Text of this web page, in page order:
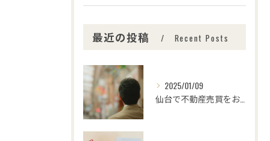
最近の投稿 Recent Posts
2025/01/09